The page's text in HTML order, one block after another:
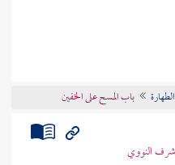
باب المسح على الخفين
شرف النووي